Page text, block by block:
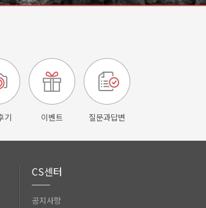
기 이벤트 질문과답변
CS센터
공지사항